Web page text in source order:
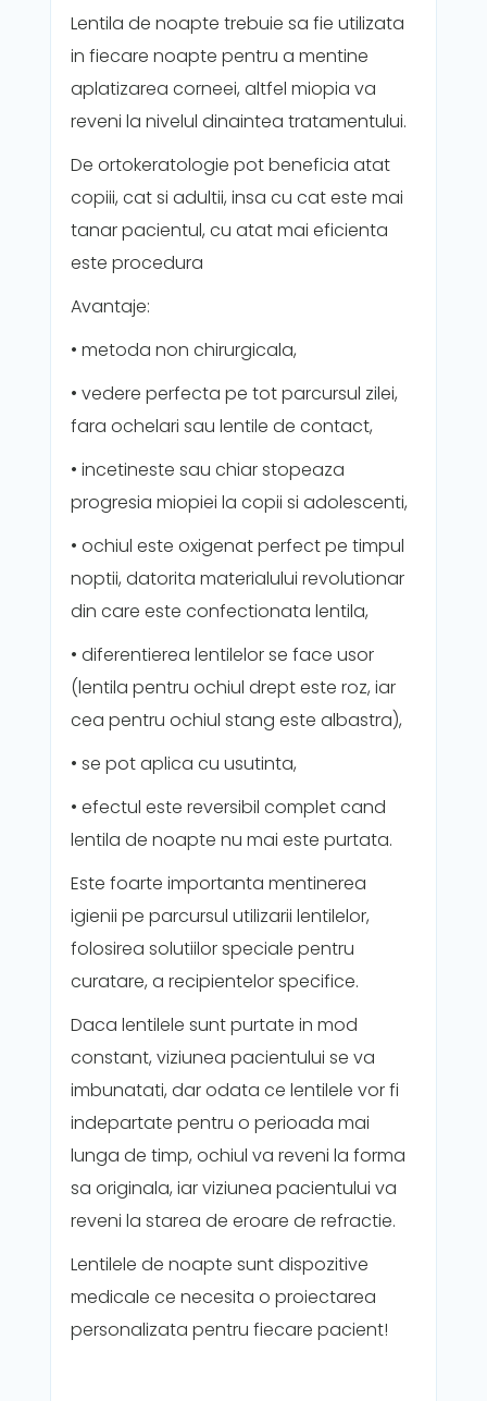
Lentila de noapte trebuie sa fie utilizata
in fiecare noapte pentru a mentine
aplatizarea corneei, altfel miopia va
reveni la nivelul dinaintea tratamentului.
De ortokeratologie pot beneficia atat
copiii, cat si adultii, insa cu cat este mai
tanar pacientul, cu atat mai eficienta
este procedura
Avantaje:
• metoda non chirurgicala,
• vedere perfecta pe tot parcursul zilei,
fara ochelari sau lentile de contact,
• incetineste sau chiar stopeaza
progresia miopiei la copii si adolescenti,
• ochiul este oxigenat perfect pe timpul
noptii, datorita materialului revolutionar
din care este confectionata lentila,
• diferentierea lentilelor se face usor
(lentila pentru ochiul drept este roz, iar
cea pentru ochiul stang este albastra),
• se pot aplica cu usutinta,
• efectul este reversibil complet cand
lentila de noapte nu mai este purtata.
Este foarte importanta mentinerea
igienii pe parcursul utilizarii lentilelor,
folosirea solutiilor speciale pentru
curatare, a recipientelor specifice.
Daca lentilele sunt purtate in mod
constant, viziunea pacientului se va
imbunatati, dar odata ce lentilele vor fi
indepartate pentru o perioada mai
lunga de timp, ochiul va reveni la forma
sa originala, iar viziunea pacientului va
reveni la starea de eroare de refractie.
Lentilele de noapte sunt dispozitive
medicale ce necesita o proiectarea
personalizata pentru fiecare pacient!